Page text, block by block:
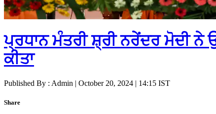
ਪ੍ਰਧਾਨ ਮੰਤਰੀ ਸ਼੍ਰੀ ਨਰੇਂਦਰ ਮੋਦੀ
ਕੀਤਾ
Published By : Admin | October 20, 2024 | 14:15 IST
Share